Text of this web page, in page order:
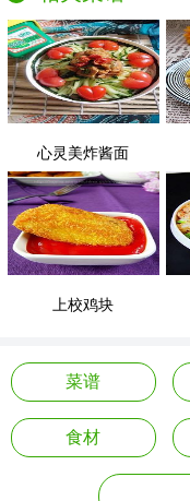
心灵美炸酱面
上校鸡块
菜谱
食材